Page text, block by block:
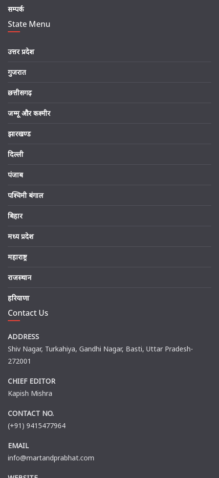
सम्पर्क
State Menu
उत्तर प्रदेश
गुजरात
छत्तीसगढ़
जम्मू और कश्मीर
झारखण्ड
दिल्ली
पंजाब
पश्चिमी बंगाल
बिहार
मध्य प्रदेश
महाराष्ट्र
राजस्थान
हरियाणा
Contact Us
ADDRESS
Shiv Nagar, Turkahiya, Gandhi Nagar, Basti, Uttar Pradesh-
272001
CHIEF EDITOR
Kapish Mishra
CONTACT NO.
(+91) 9415477964
EMAIL
info@martandprabhat.com